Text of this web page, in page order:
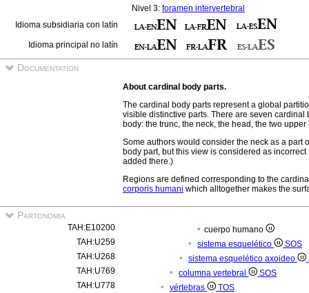
Nivel 3: foramen intervertebral
Idioma subsidiaria con latín
Idioma principal no latín
Documentation
About cardinal body parts.
The cardinal body parts represent a global
visible distinctive parts. There are seven
body: the trunc, the neck, the head, the two
Some authors would consider the neck as a part
body part, but this view is considered as
added there.)
Regions are defined corresponding to the
corporis humani which alltogether makes the
Partonomia
TAH:E10200
cuerpo humano
TAH:U259
sistema esquelético
SOS
TAH:U268
sistema esquelético axoideo
TAH:U769
columna vertebral
SOS
TAH:U778
vértebras
TOS